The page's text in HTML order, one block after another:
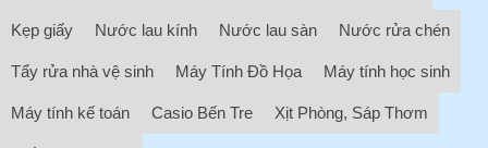
Kẹp giấy Nước lau kính Nước lau sàn Nước rửa chén
Tẩy rửa nhà vệ sinh Máy Tính Đồ Họa Máy tính học sinh
Máy tính kế toán Casio Bến Tre Xịt Phòng, Sáp Thơm